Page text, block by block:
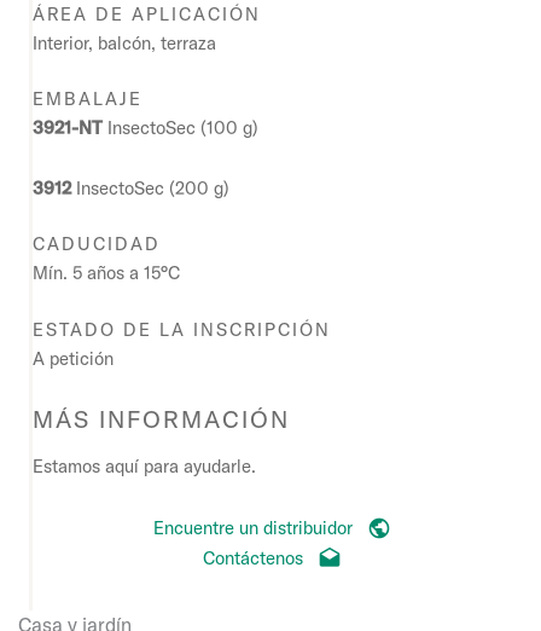
ÁREA DE APLICACIÓN
Interior, balcón, terraza
EMBALAJE
3921-NT InsectoSec (100 g)
3912 InsectoSec (200 g)
CADUCIDAD
Mín. 5 años a 15°C
ESTADO DE LA INSCRIPCIÓN
A petición
MÁS INFORMACIÓN
Estamos aquí para ayudarle.
Encuentre un distribuidor
Contáctenos
Casa y jardín